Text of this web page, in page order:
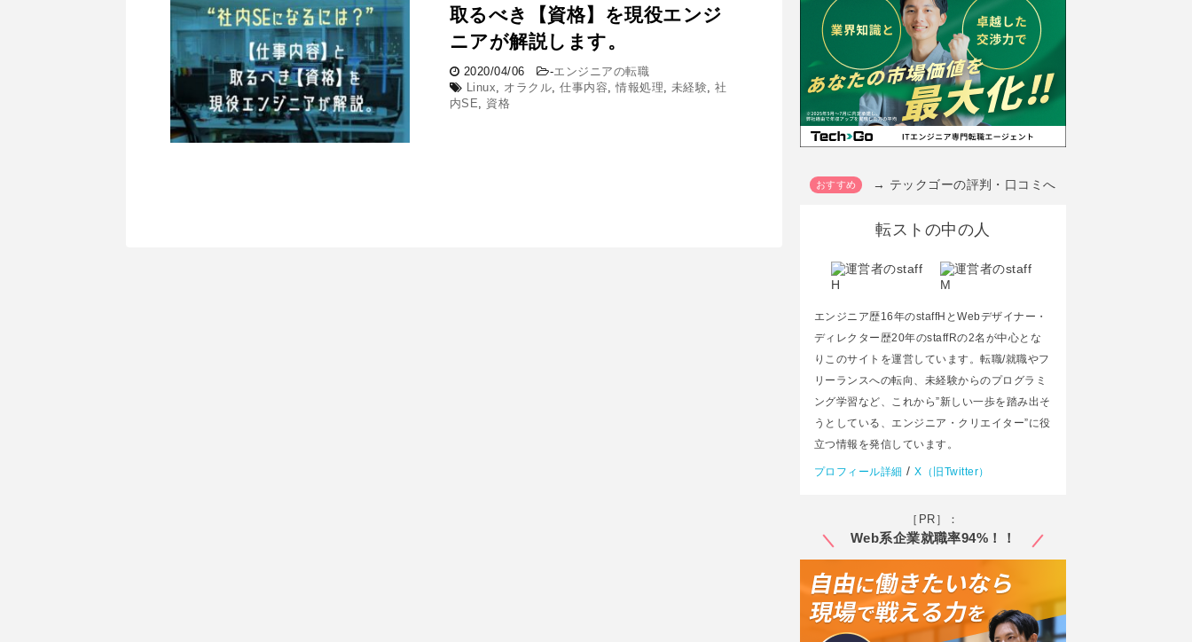
取るべき【資格】を現役エンジ
ニアが解説します。
2020/04/06 -エンジニアの転職
Linux, オラクル,仕事内容,情報処理,未経験,社
内SE, 資格
→ テックゴーの評判・口コミへ
転ストの中の人
エンジニア歴16年のstaffHとWebデザイナー・
ディレクター歴20年のstaffRの2名が中心とな
りこのサイトを運営しています。転職/就職やフ
リーランスへの転向、未経験からのプログラミ
ング学習など、これから”新しい一歩を踏み出そ
うとしている、エンジニア・クリエイター”に役
立つ情報を発信しています。
プロフィール詳細 /X（旧Twitter）
［PR］：
Web系企業就職率94%！！